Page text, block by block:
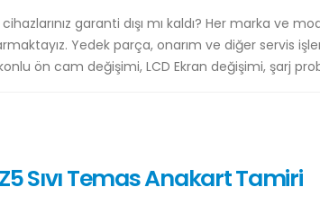
garanti dışı mı kaldı? Her marka ve
Yedek parça, onarım ve diğer servis
ön cam değişimi, LCD Ekran değişimi, şarj
Z5 Sıvı Temas Anakart Tamiri